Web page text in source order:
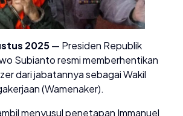
2025— Presiden Republik
Subianto resmi memberhentikan
dari jabatannya sebagai Wakil
(Wamenaker).
menyusul penetapan Immanuel